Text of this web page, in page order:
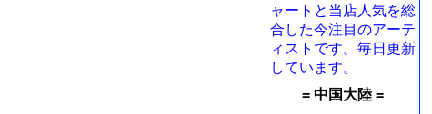
ャートと当店人気を総
合した今注目のアーテ
ィストです。毎日更新
しています。
= 中国大陸 =